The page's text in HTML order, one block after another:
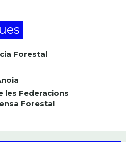
Forestal
les Federacions
Forestal